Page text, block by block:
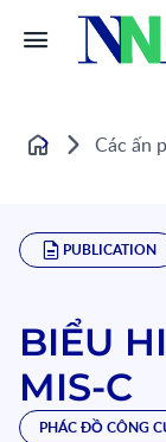
Home Các ấn
PUBLICATION
BIỂU
MIS-C
PHÁC ĐỒ CÔNG